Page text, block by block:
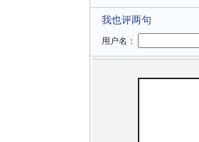
我也评两句
用户名：